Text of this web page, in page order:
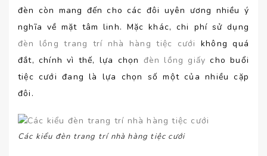
đèn còn mang đến cho các đôi uyên ương nhiều ý
nghĩa về mặt tâm linh. Mặc khác, chi phí sử dụng
đèn lồng trang trí nhà hàng tiệc cưới không quá
đắt, chính vì thế, lựa chọn đèn lồng giấy cho buổi
tiệc cưới đang là lựa chọn số một của nhiều cặp
đôi.
Các kiểu đèn trang trí nhà hàng tiệc cưới